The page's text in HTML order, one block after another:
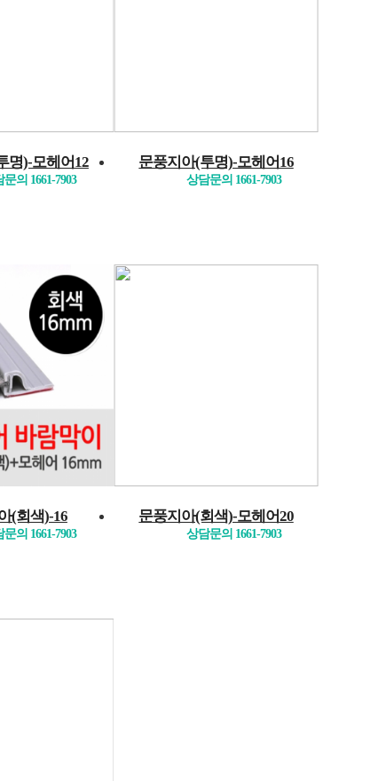
명)-모헤어12
문의 1661-7903
문풍지아(투명)-모헤어16
상담문의 1661-7903
(회색)-16
문의 1661-7903
문풍지아(회색)-모헤어20
상담문의 1661-7903